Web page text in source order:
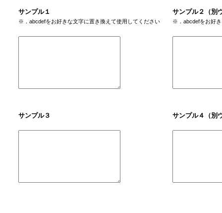
サンプル１
※．abcdefをお好きな文字に置き換えて使用してください
サンプル２（別
※．abcdefをお好
サンプル３ サンプル４（別